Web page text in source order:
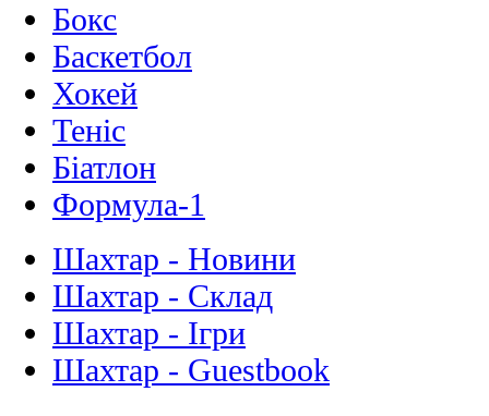
Бокс
Баскетбол
Хокей
Теніс
Біатлон
Формула-1
Шахтар - Новини
Шахтар - Склад
Шахтар - Ігри
Шахтар - Guestbook